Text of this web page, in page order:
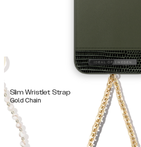
Slim Wristlet Strap
Gold Chain